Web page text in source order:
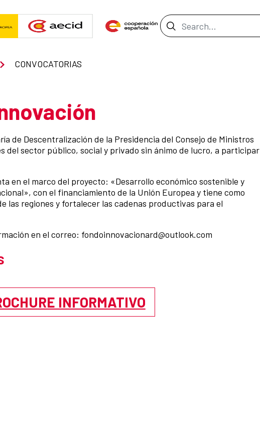
Search Bar
CONVOCATORIAS
de Descentralización de la Presidencia del Consejo de Ministros
del sector público, social y privado sin ánimo de lucro, a participar
en el marco del proyecto: «Desarrollo económico sostenible y
con el financiamiento de la Unión Europea y tiene como
las regiones y fortalecer las cadenas productivas para el
en el correo: fondoinnovacionard@outlook.com
INFORMATIVO